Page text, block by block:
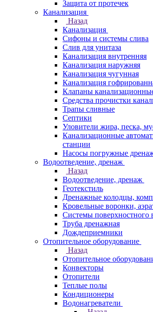
Защита от протечек
Канализация
Назад
Канализация
Сифоны и системы слива
Слив для унитаза
Канализация внутренняя
Канализация наружняя
Канализация чугунная
Канализация
Клапаны
Средства прочистки
Трапы сливные
Септики
Уловители жира, песка,
Канализационные
станции
Насосы погружные
Водоотведение, дренаж
Назад
Водоотведение, дренаж
Геотекстиль
Дренажные колодцы,
Кровельные воронки,
Системы поверхностного
Труба дренажная
Дождеприемники
Отопительное оборудование
Назад
Отопительное
Конвекторы
Отопители
Теплые полы
Кондиционеры
Водонагреватели